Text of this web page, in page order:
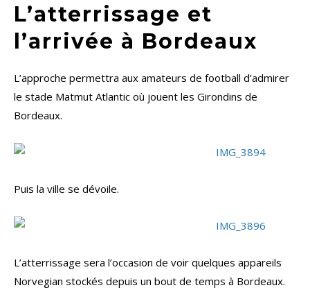
L’atterrissage et
l’arrivée à Bordeaux
L’approche permettra aux amateurs de football d’admirer
le stade Matmut Atlantic où jouent les Girondins de
Bordeaux.
Puis la ville se dévoile.
L’atterrissage sera l’occasion de voir quelques appareils
Norvegian stockés depuis un bout de temps à Bordeaux.